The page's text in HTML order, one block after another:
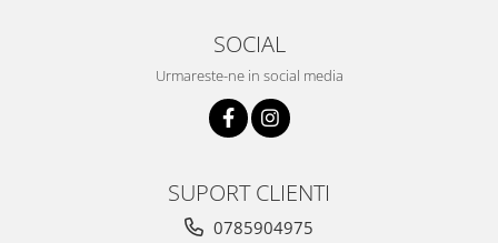
SOCIAL
Urmareste-ne in social media
SUPORT CLIENTI
0785904975